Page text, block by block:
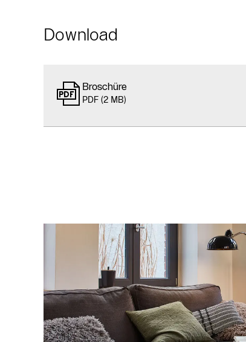
Download
Broschüre
PDF (2 MB)